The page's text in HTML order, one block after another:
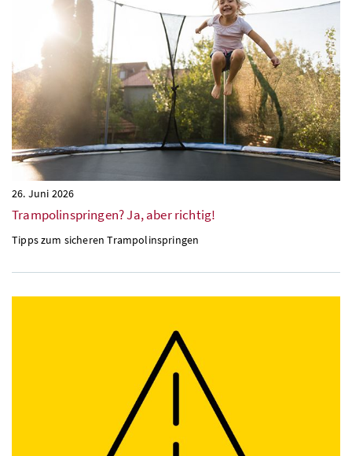
26. Juni 2026
Trampolinspringen? Ja, aber richtig!
Tipps zum sicheren Trampolinspringen